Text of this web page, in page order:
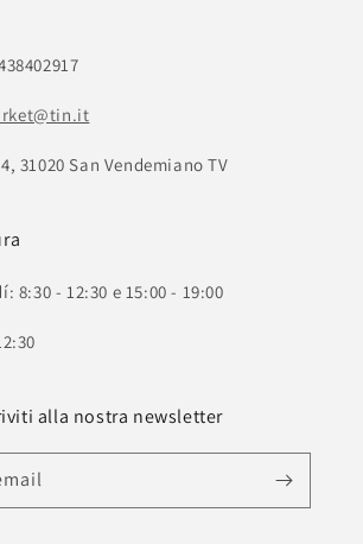
31020 San Vendemiano TV
8:30 - 12:30 e 15:00 - 19:00
alla nostra newsletter